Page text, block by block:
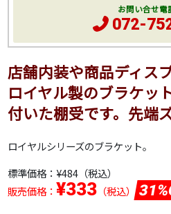
店舗内装や商品ディス
ロイヤル製のブラケッ
付いた棚受です。先端
ロイヤルシリーズのブラケット。
標準価格： ¥484（税込）
販売価格： ¥333（税込）
お問い合せ電
072-